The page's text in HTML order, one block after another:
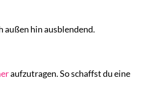
außen hin ausblendend.
aufzutragen. So schaffst du eine